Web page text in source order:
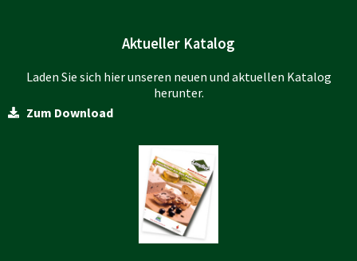
Aktueller Katalog
Laden Sie sich hier unseren neuen und aktuellen Katalog
herunter.
Zum Download